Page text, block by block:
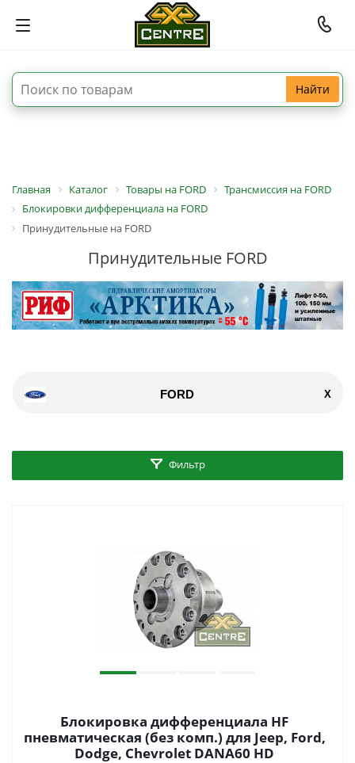
Найти
Главная Каталог Товары на FORD
Трансмиссия на FORD
Блокировки дифференциала на FORD
Принудительные на FORD
Принудительные FORD
FORD X
Фильтр
Блокировка дифференциала HF
пневматическая (без комп.) для Jeep, Ford,
Dodge, Chevrolet DANA60 HD